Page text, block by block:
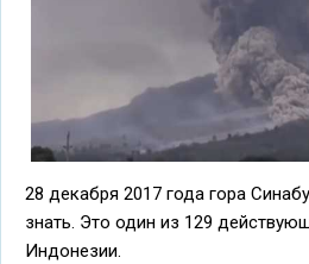
28 декабря 2017 года гора
знать. Это один из 129
Индонезии.